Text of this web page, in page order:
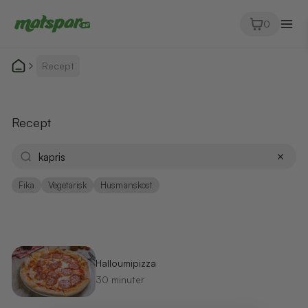
0
Recept
Recept
Fika Vegetarisk Husmanskost
Halloumipizza
30 minuter